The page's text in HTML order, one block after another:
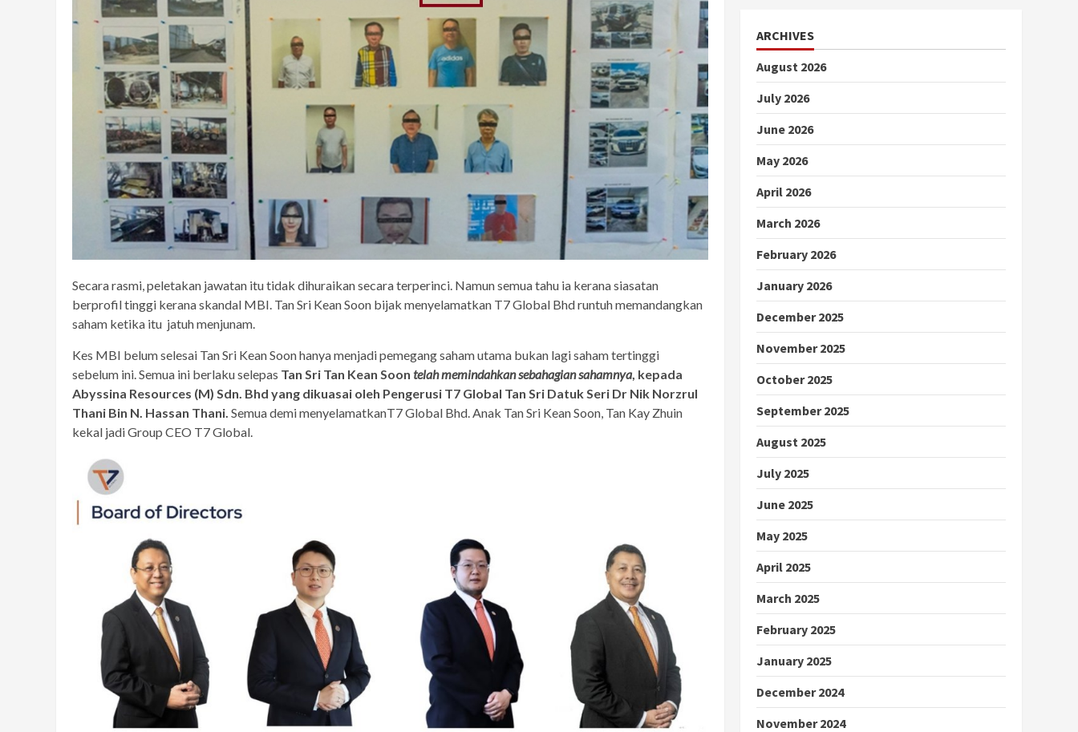
Secara rasmi, peletakan jawatan itu tidak dihuraikan secara terperinci. Namun semua tahu ia kerana siasatan
berprofil tinggi kerana skandal MBI. Tan Sri Kean Soon bijak menyelamatkan T7 Global Bhd runtuh memandangkan
saham ketika itu jatuh menjunam.
Kes MBI belum selesai Tan Sri Kean Soon hanya menjadi pemegang saham utama bukan lagi saham tertinggi
sebelum ini. Semua ini berlaku selepas Tan Sri Tan Kean Soon telah memindahkan sebahagian sahamnya, kepada
Abyssina Resources (M) Sdn. Bhd yang dikuasai oleh Pengerusi T7 Global Tan Sri Datuk Seri Dr Nik Norzrul
Thani Bin N. Hassan Thani. Semua demi menyelamatkanT7 Global Bhd. Anak Tan Sri Kean Soon, Tan Kay Zhuin
kekal jadi Group CEO T7 Global.
ARCHIVES
August 2026
July 2026
June 2026
May 2026
April 2026
March 2026
February 2026
January 2026
December 2025
November 2025
October 2025
September 2025
August 2025
July 2025
June 2025
May 2025
April 2025
March 2025
February 2025
January 2025
December 2024
November 2024